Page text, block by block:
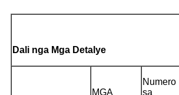
Dali nga Mga Detalye
MGA
Numero
sa